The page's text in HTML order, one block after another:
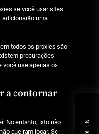
se você usar sites
adicionarão uma
todos os proxies são
procurações
você use apenas os
a contornar
No entanto, isto não
queiram jogar. Se